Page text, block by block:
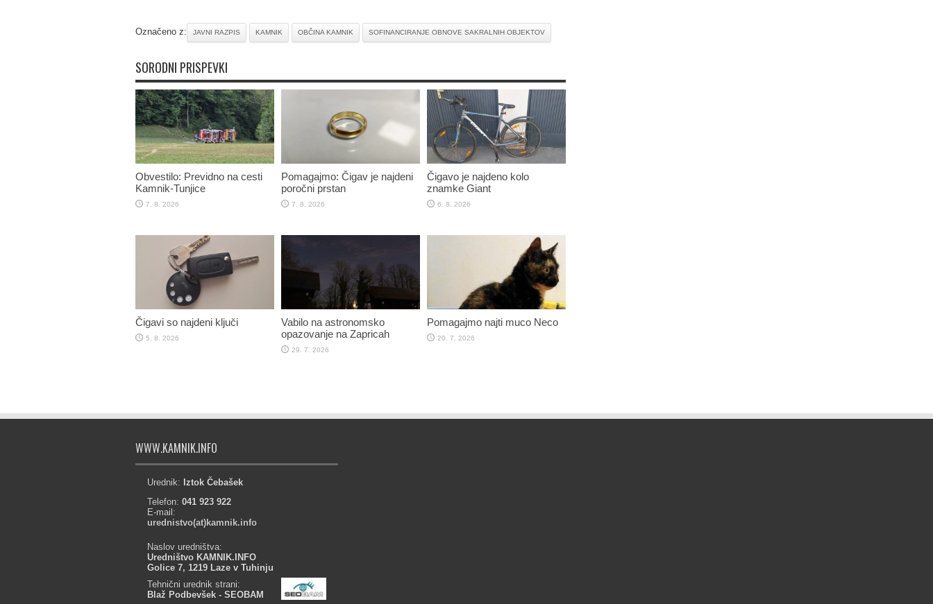
Označeno z: JAVNI RAZPIS KAMNIK OBČINA KAMNIK SOFINANCIRANJE OBNOVE SAKRALNIH OBJEKTOV
SORODNI PRISPEVKI
Obvestilo: Previdno na cesti
Kamnik-Tunjice
7. 8. 2026
Pomagajmo: Čigav je najdeni
poročni prstan
7. 8. 2026
Čigavo je najdeno kolo
znamke Giant
6. 8. 2026
Čigavi so najdeni ključi
5. 8. 2026
Vabilo na astronomsko
opazovanje na Zapricah
29. 7. 2026
Pomagajmo najti muco Neco
20. 7. 2026
WWW.KAMNIK.INFO
Urednik: Iztok Čebašek
Telefon: 041 923 922
E-mail:
urednistvo(at)kamnik.info
Naslov uredništva:
Uredništvo KAMNIK.INFO
Golice 7, 1219 Laze v Tuhinju
Tehnični urednik strani:
Blaž Podbevšek - SEOBAM